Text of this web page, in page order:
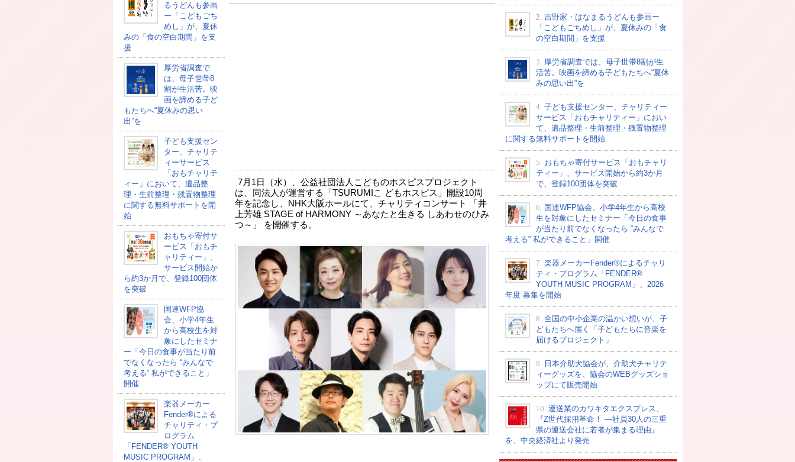
るうどんも参画
ー「こどもごち
めし」が、夏休
みの「食の空白期間」を支
援
厚労省調査で
は、母子世帯8
割が生活苦。映
画を諦める子ど
もたちへ“夏休みの思い
出”を
子ども支援セン
ター、チャリテ
ィーサービス
「おもチャリテ
ィー」において、遺品整
理・生前整理・残置物整理
に関する無料サポートを開
始
おもちゃ寄付サ
ービス「おもチ
ャリティー」、
サービス開始か
ら約3か月で、登録100団体
を突破
国連WFP協
会、小学4年生
から高校生を対
象にしたセミナ
ー「今日の食事が当たり前
でなくなったら “みんなで
考える” 私ができること」
開催
楽器メーカー
Fender®による
チャリティ・プ
ログラム
「FENDER®︎ YOUTH
MUSIC PROGRAM」、
7月1日（水）、公益社団法人こどものホスピスプロジェクト
は、同法人が運営する「TSURUMIこ どもホスピス」開設10周
年を記念し、NHK大阪ホールにて、チャリティコンサート 「井
上芳雄 STAGE of HARMONY ～あなたと生きる しあわせのひみ
つ～」 を開催する。
2. 吉野家・はなまるうどんも参画ー
「こどもごちめし」が、夏休みの「食
の空白期間」を支援
3. 厚労省調査では、母子世帯8割が生
活苦。映画を諦める子どもたちへ“夏休
みの思い出”を
4. 子ども支援センター、チャリティー
サービス「おもチャリティー」におい
て、遺品整理・生前整理・残置物整理
に関する無料サポートを開始
5. おもちゃ寄付サービス「おもチャリ
ティー」、サービス開始から約3か月
で、登録100団体を突破
6. 国連WFP協会、小学4年生から高校
生を対象にしたセミナー「今日の食事
が当たり前でなくなったら “みんなで
考える” 私ができること」開催
7. 楽器メーカーFender®によるチャリ
ティ・プログラム「FENDER®︎
YOUTH MUSIC PROGRAM」、2026
年度 募集を開始
8. 全国の中小企業の温かい想いが、子
どもたちへ届く「子どもたちに音楽を
届けるプロジェクト」
9.
日本介助犬協会が、介助犬チャリテ
ィーグッズを、協会のWEBグッズショ
ップにて販売開始
10. 運送業のカワキタエクスプレス、
『Z世代採用革命！ ―社員30人の三重
県の運送会社に若者が集まる理由』
を、中央経済社より発売